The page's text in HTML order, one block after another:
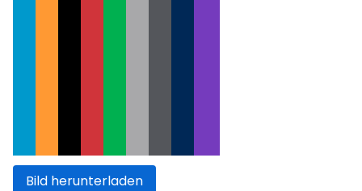
Bild herunterladen